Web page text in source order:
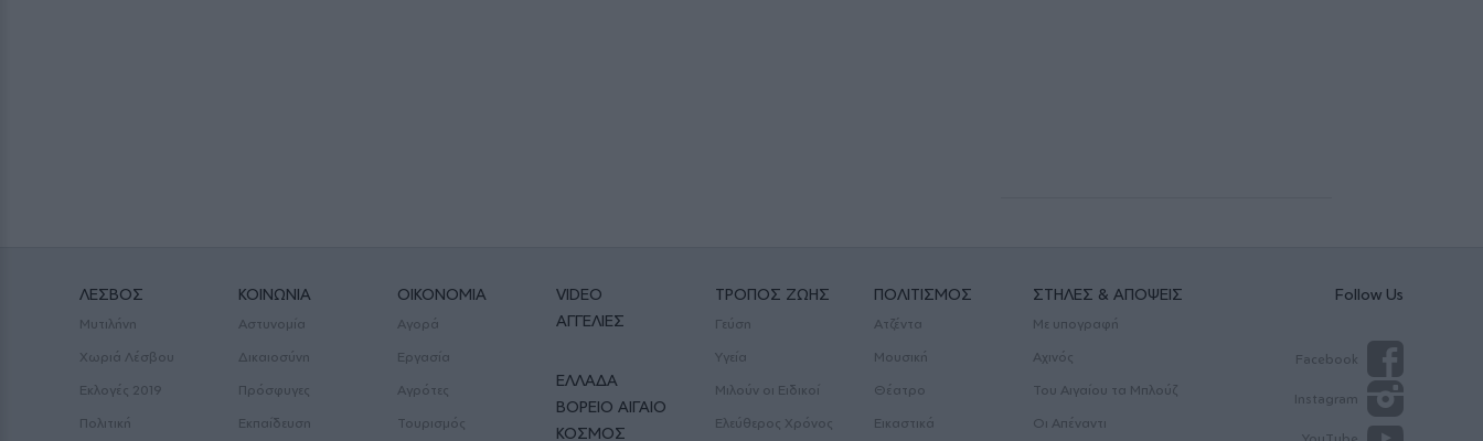
ΛΕΣΒΟΣ
Μυτιλήνη
Χωριά Λέσβου
Εκλογές 2019
Πολιτική
ΚΟΙΝΩΝΙΑ
Αστυνομία
Δικαιοσύνη
Πρόσφυγες
Εκπαίδευση
ΟΙΚΟΝΟΜΙΑ
Αγορά
Εργασία
Αγρότες
Τουρισμός
VIDEO
ΑΓΓΕΛΙΕΣ
ΕΛΛΑΔΑ
ΒΟΡΕΙΟ ΑΙΓΑΙΟ
ΚΟΣΜΟΣ
ΤΡΟΠΟΣ ΖΩΗΣ
Γεύση
Υγεία
Μιλούν οι Ειδικοί
Ελεύθερος Χρόνος
ΠΟΛΙΤΙΣΜΟΣ
Ατζέντα
Μουσική
Θέατρο
Εικαστικά
ΣΤΗΛΕΣ & ΑΠΟΨΕΙΣ
Με υπογραφή
Αχινός
Του Αιγαίου τα Μπλούζ
Οι Απέναντι
Follow Us
Facebook
Instagram